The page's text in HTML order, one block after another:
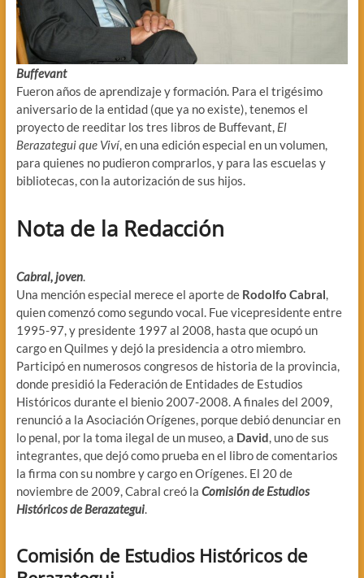
Buffevant
Fueron años de aprendizaje y formación. Para el trigésimo
aniversario de la entidad (que ya no existe), tenemos el
proyecto de reeditar los tres libros de Buffevant, El
Berazategui que Viví, en una edición especial en un volumen,
para quienes no pudieron comprarlos, y para las escuelas y
bibliotecas, con la autorización de sus hijos.
Nota de la Redacción
Cabral, joven.
Una mención especial merece el aporte de Rodolfo Cabral,
quien comenzó como segundo vocal. Fue vicepresidente entre
1995-97, y presidente 1997 al 2008, hasta que ocupó un
cargo en Quilmes y dejó la presidencia a otro miembro.
Participó en numerosos congresos de historia de la provincia,
donde presidió la Federación de Entidades de Estudios
Históricos durante el bienio 2007-2008. A finales del 2009,
renunció a la Asociación Orígenes, porque debió denunciar en
lo penal, por la toma ilegal de un museo, a David, uno de sus
integrantes, que dejó como prueba en el libro de comentarios
la firma con su nombre y cargo en Orígenes. El 20 de
noviembre de 2009, Cabral creó la Comisión de Estudios
Históricos de Berazategui.
Comisión de Estudios Históricos de